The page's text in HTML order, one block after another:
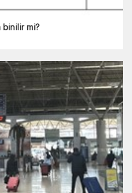
mi?